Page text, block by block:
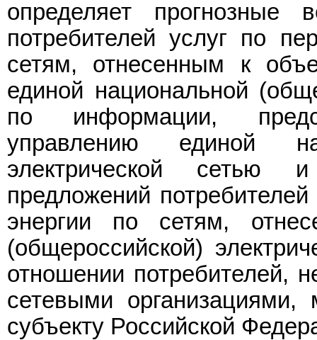
определяет прогнозные
потребителей услуг по
сетям, отнесенным к
единой национальной
по информации,
управлению единой
электрической сетью
предложений
энергии по сетям,
(общероссийской)
отношении потребителей,
сетевыми
субъекту Российской